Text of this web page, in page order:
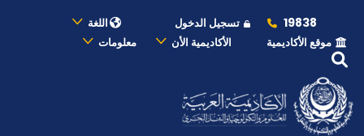
19838 تسجيل الدخول
اللغة
موقع الأكاديمية
الأكاديمية الأن معلومات